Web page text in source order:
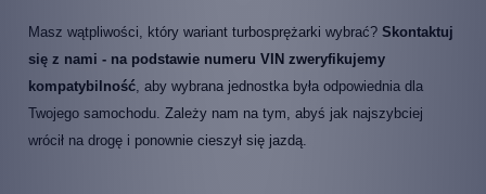
Masz wątpliwości, który wariant turbosprężarki wybrać? Skontaktuj
się z nami - na podstawie numeru VIN zweryfikujemy
kompatybilność , aby wybrana jednostka była odpowiednia dla
Twojego samochodu. Zależy nam na tym, abyś jak najszybciej
wrócił na drogę i ponownie cieszył się jazdą.